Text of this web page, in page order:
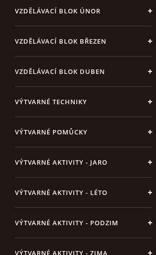
VZDĚLÁVACÍ BLOK ÚNOR
VZDĚLÁVACÍ BLOK BŘEZEN
VZDĚLÁVACÍ BLOK DUBEN
VÝTVARNÉ TECHNIKY
VÝTVARNÉ POMŮCKY
VÝTVARNÉ AKTIVITY - JARO
VÝTVARNÉ AKTIVITY - LÉTO
VÝTVARNÉ AKTIVITY - PODZIM
VÝTVARNÉ AKTIVITY - ZIMA